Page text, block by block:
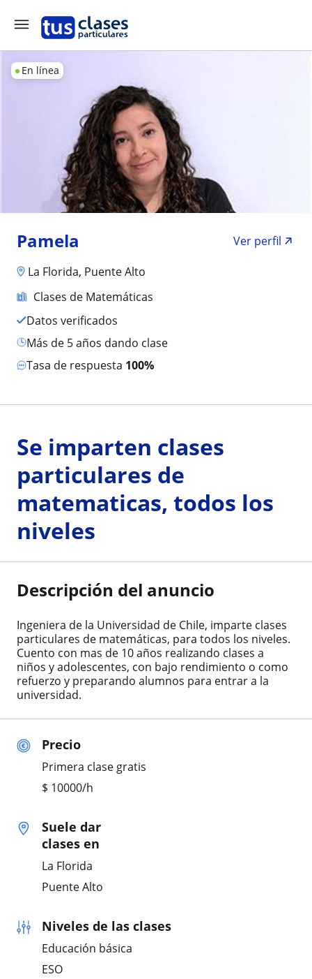
En línea
Pamela
Ver perfil
La Florida, Puente Alto
Clases de Matemáticas
Datos verificados
más de 5 años dando clase
Tasa de respuesta 100%
Precio
Primera clase gratis
$ 10000/h
Suele dar
clases en
La Florida
Puente Alto
Niveles de las clases
Educación básica
ESO
Se imparten clases
particulares de
matematicas, todos los
niveles
Descripción del anuncio
Ingeniera de la Universidad de Chile, imparte clases
particulares de matemáticas, para todos los niveles.
Cuento con mas de 10 años realizando clases a
niños y adolescentes, con bajo rendimiento o como
refuerzo y preparando alumnos para entrar a la
universidad.